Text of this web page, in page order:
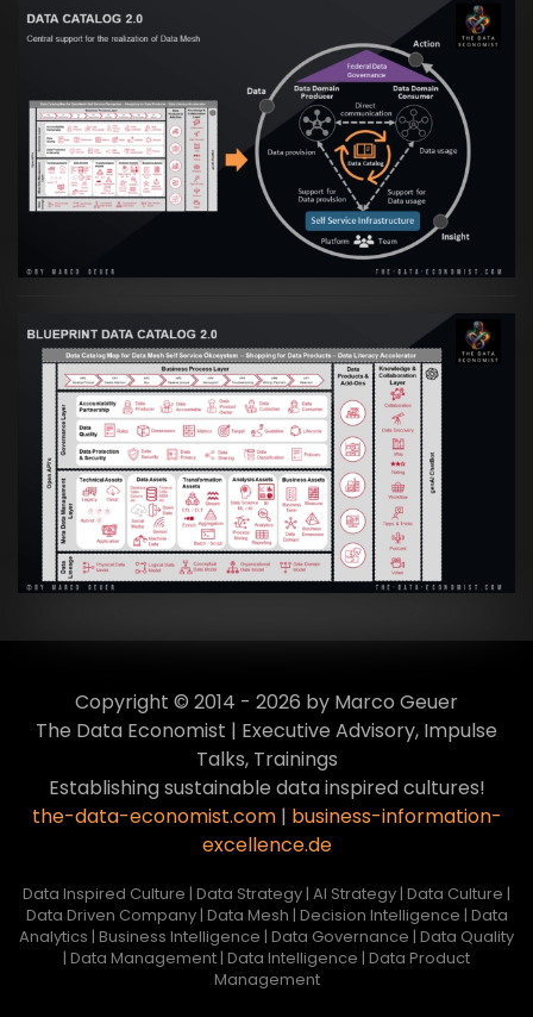
Artikel:Data Mesh Ökosysteme: Die
Transformation zur Data Inspired Human
Culture
VIEW
Artikel:Data Mesh Ökosysteme: Die
Transformation zur Data Inspired Human
Culture
VIEW
Copyright © 2014 - 2026 by Marco Geuer
The Data Economist | Executive Advisory, Impulse
Talks, Trainings
Establishing sustainable data inspired cultures!
the-data-economist.com| business-information-
excellence.de
Data Inspired Culture | Data Strategy | AI Strategy | Data Culture |
Data Driven Company | Data Mesh | Decision Intelligence | Data
Analytics | Business Intelligence | Data Governance | Data Quality
| Data Management | Data Intelligence | Data Product
Management